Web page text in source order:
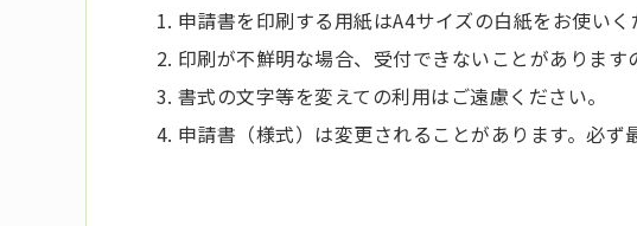
申請書を印刷する用紙はA4サイズの白紙をお使いく
印刷が不鮮明な場合、受付できないことがあります
書式の文字等を変えての利用はご遠慮ください。
申請書（様式）は変更されることがあります。必ず